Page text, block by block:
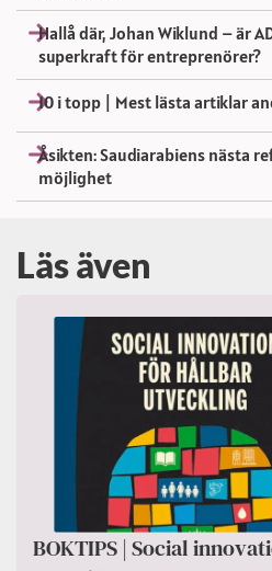
Hallå där, Johan Wiklund – är
superkraft för entreprenörer?
10 i topp | Mest lästa artiklar
Åsikten: Saudiarabiens nästa
möjlighet
Läs även
BOKTIPS | Social